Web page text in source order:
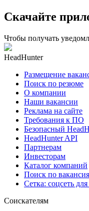
Скачайте
Чтобы получать
HeadHunter
Размещение
Поиск по резюме
О компании
Наши вакансии
Реклама на сайте
Требования к ПО
Безопасный
HeadHunter API
Партнерам
Инвесторам
Каталог компаний
Поиск по
Сетка: соцсеть
Соискателям